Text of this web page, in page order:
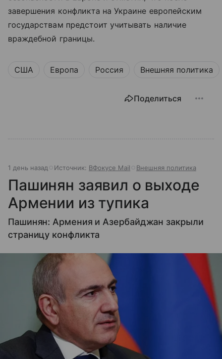
завершения конфликта на Украине европейским
государствам предстоит учитывать наличие
враждебной границы.
США Европа Россия Внешняя политика
Поделиться
1 день назад Источник: ВФокусе Mail Внешняя политика
Пашинян заявил о выходе
Армении из тупика
Пашинян: Армения и Азербайджан закрыли
страницу конфликта